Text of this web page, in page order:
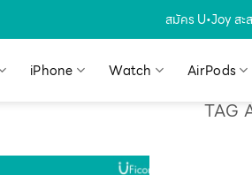
สมัคร U•Joy ส
iPhone Watch AirPods
TAG